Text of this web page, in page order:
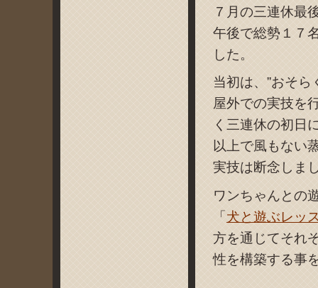
７月の三連休最
午後で総勢１７
した。
当初は、”おそ
屋外での実技を
く三連休の初日
以上で風もない
実技は断念しま
ワンちゃんとの
「犬と遊ぶレッ
方を通じてそれ
性を構築する事